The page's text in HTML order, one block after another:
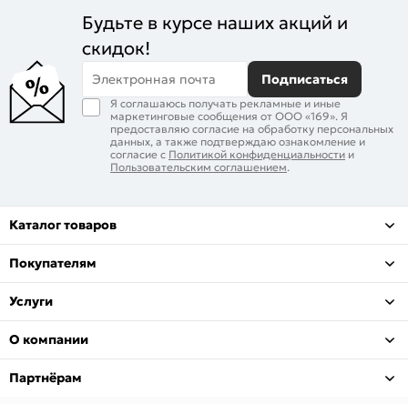
Будьте в курсе наших акций и
скидок!
Электронная почта Подписаться
Я соглашаюсь получать рекламные и иные
маркетинговые сообщения от ООО «169». Я
предоставляю согласие на обработку персональных
данных, а также подтверждаю ознакомление и
согласие с Политикой конфиденциальности и
Пользовательским соглашением.
Каталог товаров
Покупателям
Услуги
О компании
Партнёрам